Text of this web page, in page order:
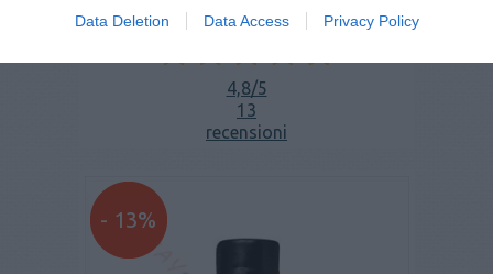
Data Deletion Data Access Privacy Policy
€ 12,50 € 11,00
4,8/5
13
recensioni
- 13%